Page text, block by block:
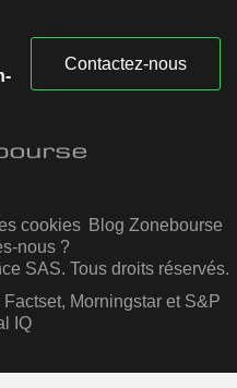
Contactez-nous
cookies Blog Zonebourse
nous ?
SAS. Tous droits réservés.
Morningstar et S&P
IQ